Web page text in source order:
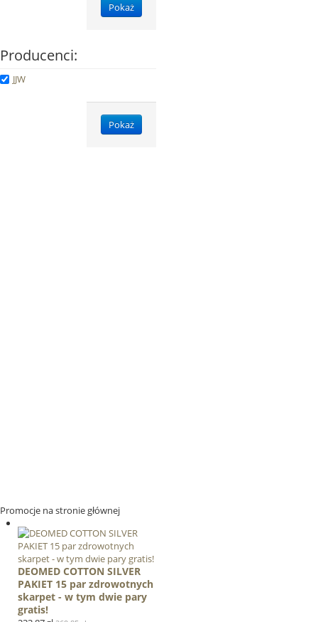
Pokaż
Producenci:
JJW
Pokaż
Promocje na stronie głównej
DEOMED COTTON SILVER
PAKIET 15 par zdrowotnych
skarpet - w tym dwie pary
gratis!